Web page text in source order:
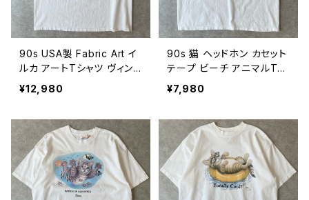
90s USA製 Fabric Art イ
ルカ アートTシャツ ヴィン
テージ アニマル 動物 絶滅
危惧種 Don't Say Goodb
チ B.Michele 古着 90年
代 ビンテージ XL 260806
10
¥12,980
90s 猫 ヘッドホン カセット
テープ ビーチ アニマルTシ
ャツ ヴィンテージ 動物 ネ
コ ねこ 古着 砂浜 90年代
26080609
¥7,980